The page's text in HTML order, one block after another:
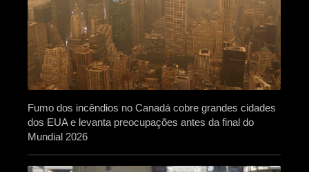
Fumo dos incêndios no Canadá cobre grandes cidades
dos EUA e levanta preocupações antes da final do
Mundial 2026